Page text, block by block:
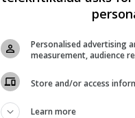
Personalised advertising
measurement, audience
Store and/or access
Learn more